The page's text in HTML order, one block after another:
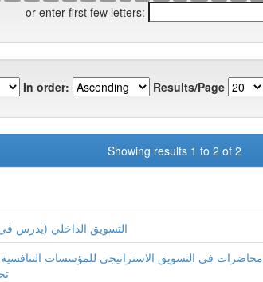
or enter first few letters:
In order: Results/Page
Showing results 1 to 2 of 2
التسويق الداخلي (يدرس
محاضرات في التسويق الاستراتيجي للمؤسسات